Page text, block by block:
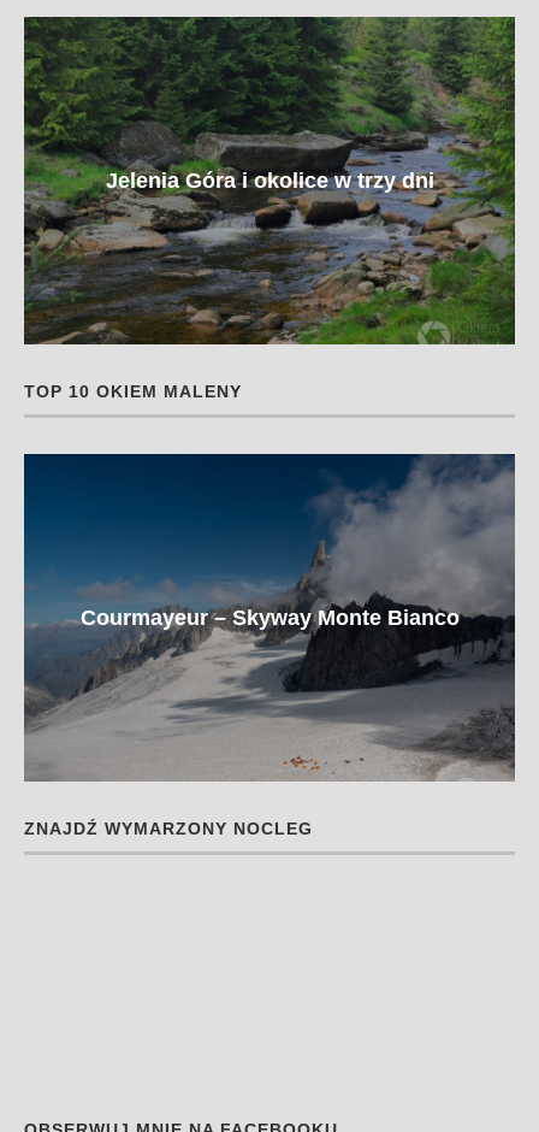
Jelenia Góra i okolice w trzy dni
TOP 10 OKIEM MALENY
Courmayeur – Skyway Monte Bianco
ZNAJDŹ WYMARZONY NOCLEG